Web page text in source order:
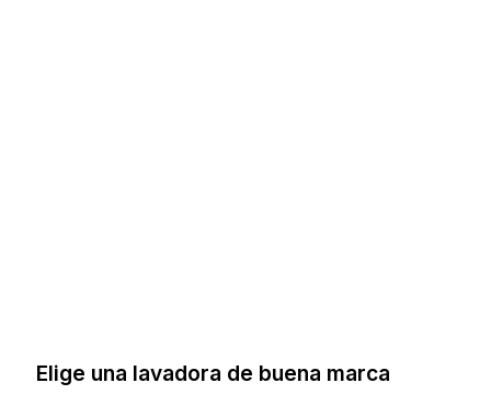
Elige una lavadora de buena marca